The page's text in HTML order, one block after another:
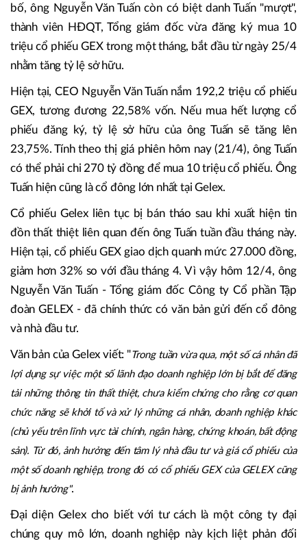
bố, ông Nguyễn Văn Tuấn còn có biệt danh Tuấn "mượt",
thành viên HĐQT, Tổng giám đốc vừa đăng ký mua 10
triệu cổ phiếu GEX trong một tháng, bắt đầu từ ngày 25/4
nhằm tăng tỷ lệ sở hữu.
Hiện tại, CEO Nguyễn Văn Tuấn nắm 192,2 triệu cổ phiếu
GEX, tương đương 22,58% vốn. Nếu mua hết lượng cổ
phiếu đăng ký, tỷ lệ sở hữu của ông Tuấn sẽ tăng lên
23,75%. Tính theo thị giá phiên hôm nay (21/4), ông Tuấn
có thể phải chi 270 tỷ đồng để mua 10 triệu cổ phiếu. Ông
Tuấn hiện cũng là cổ đông lớn nhất tại Gelex.
Cổ phiếu Gelex liên tục bị bán tháo sau khi xuất hiện tin
đồn thất thiệt liên quan đến ông Tuấn tuần đầu tháng này.
Hiện tại, cổ phiếu GEX giao dịch quanh mức 27.000 đồng,
giảm hơn 32% so với đầu tháng 4. Vì vậy hôm 12/4, ông
Nguyễn Văn Tuấn - Tổng giám đốc Công ty Cổ phần Tập
đoàn GELEX - đã chính thức có văn bản gửi đến cổ đông
và nhà đầu tư.
Văn bản của Gelex viết: "Trong tuần vừa qua, một số cá nhân đã
lợi dụng sự việc một số lãnh đạo doanh nghiệp lớn bị bắt để đăng
tải những thông tin thất thiệt, chưa kiểm chứng cho rằng cơ quan
chức năng sẽ khởi tố và xử lý những cá nhân, doanh nghiệp khác
(chủ yếu trên lĩnh vực tài chính, ngân hàng, chứng khoán, bất động
sản). Từ đó, ảnh hưởng đến tâm lý nhà đầu tư và giá cổ phiếu của
một số doanh nghiệp, trong đó có cổ phiếu GEX của GELEX cũng
bị ảnh hưởng".
Đại diện Gelex cho biết với tư cách là một công ty đại
chúng quy mô lớn, doanh nghiệp này kịch liệt phản đối